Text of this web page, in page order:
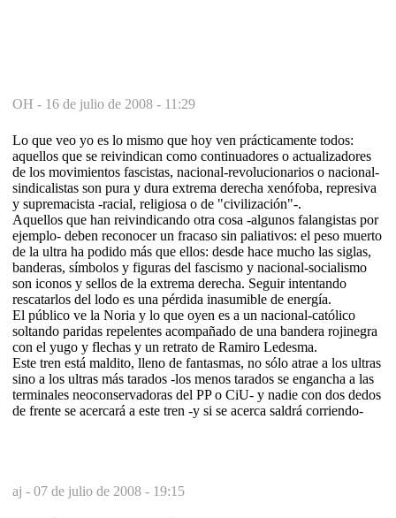
OH - 16 de julio de 2008 - 11:29
Lo que veo yo es lo mismo que hoy ven prácticamente todos:
aquellos que se reivindican como continuadores o actualizadores
de los movimientos fascistas, nacional-revolucionarios o nacional-
sindicalistas son pura y dura extrema derecha xenófoba, represiva
y supremacista -racial, religiosa o de "civilización"-.
Aquellos que han reivindicando otra cosa -algunos falangistas por
ejemplo- deben reconocer un fracaso sin paliativos: el peso muerto
de la ultra ha podido más que ellos: desde hace mucho las siglas,
banderas, símbolos y figuras del fascismo y nacional-socialismo
son iconos y sellos de la extrema derecha. Seguir intentando
rescatarlos del lodo es una pérdida inasumible de energía.
El público ve la Noria y lo que oyen es a un nacional-católico
soltando paridas repelentes acompañado de una bandera rojinegra
con el yugo y flechas y un retrato de Ramiro Ledesma.
Este tren está maldito, lleno de fantasmas, no sólo atrae a los ultras
sino a los ultras más tarados -los menos tarados se engancha a las
terminales neoconservadoras del PP o CiU- y nadie con dos dedos
de frente se acercará a este tren -y si se acerca saldrá corriendo-
aj - 07 de julio de 2008 - 19:15